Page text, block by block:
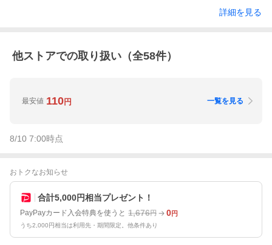
詳細を見る
他ストアでの取り扱い（全58件）
最安値 110円 一覧を見る
8/10 7:00時点
おトクなお知らせ
合計5,000円相当プレゼント！
PayPayカード入会特典を使うと 1,676円 0円
うち2,000円相当は利用先・期間限定。他条件あり